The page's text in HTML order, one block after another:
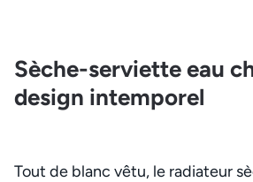
Sèche-serviette eau
design intemporel
Tout de blanc vêtu, le radiateur